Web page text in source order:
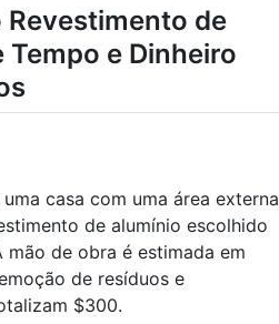
Revestimento de
e Dinheiro
casa com uma área externa
de alumínio escolhido
de obra é estimada em
de resíduos e
$300.